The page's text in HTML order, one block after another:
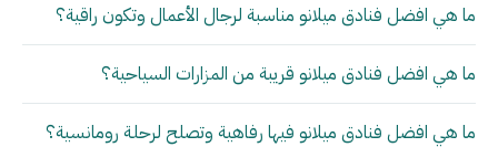
ما هي افضل فنادق ميلانو مناسبة لرجال الأعمال وتكون راقية؟
ما هي افضل فنادق ميلانو قريبة من المزارات السياحية؟
ما هي افضل فنادق ميلانو فيها رفاهية وتصلح لرحلة رومانسية؟